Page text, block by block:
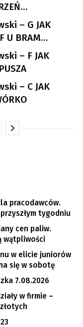
– G JAK
U BRAM
– F JAK
– C JAK
pracodawców.
tygodniu
cen paliw.
wątpliwości
w elicie juniorów
się w sobotę
7.08.2026
w firmie –